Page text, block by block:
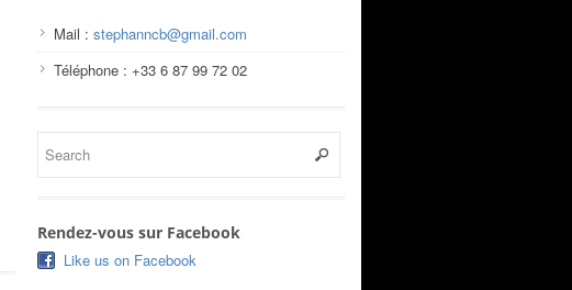
Mail : stephanncb@gmail.com
Téléphone : +33 6 87 99 72 02
Rendez-vous sur Facebook
Like us on Facebook